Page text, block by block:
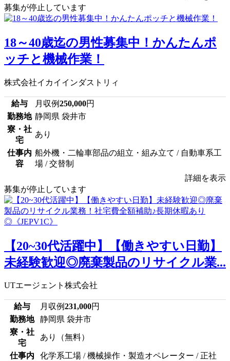
募集が停止しています
18～40歳迄の男性募集中！かんたんポ
ッチと機械作業！
株式会社イカイインダストリィ
給与 月収例250,000円
勤務地 静岡県 袋井市
寮・社
宅
あり
仕事内
容
船外機・二輪車部品の組立・組み立て / 自動車系工
場 / 交替制
詳細を表示
募集が停止しています
【20~30代活躍中】【働きやすい日勤】
未経験歓迎◎廃棄製品のリサイクル業...
UTエージェント株式会社
給与 月収例231,000円
勤務地
静岡県 袋井市
寮・社
宅
あり（無料）
仕事内
化学系工場 / 機械操作・製造オペレーター / 正社